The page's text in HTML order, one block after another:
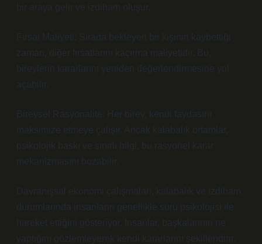
bir araya gelir ve izdiham oluşur.
Fırsat Maliyeti: Sırada bekleyen bir kişinin kaybettiği
zaman, diğer fırsatlarını kaçırma maliyetidir. Bu,
bireylerin kararlarını yeniden değerlendirmesine yol
açabilir.
Bireysel Rasyonalite: Her birey, kendi faydasını
maksimize etmeye çalışır. Ancak kalabalık ortamlar,
psikolojik baskı ve sınırlı bilgi, bu rasyonel karar
mekanizmasını bozabilir.
Davranışsal ekonomi çalışmaları, kalabalık ve izdiham
durumlarında insanların genellikle sürü psikolojisi ile
hareket ettiğini gösteriyor. İnsanlar, başkalarının ne
yaptığını gözlemleyerek kendi kararlarını şekillendirir.